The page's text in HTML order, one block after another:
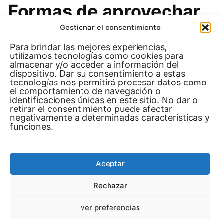
Gestionar el consentimiento
Para brindar las mejores experiencias,
utilizamos tecnologías como cookies para
almacenar y/o acceder a información del
dispositivo. Dar su consentimiento a estas
tecnologías nos permitirá procesar datos como
el comportamiento de navegación o
identificaciones únicas en este sitio. No dar o
retirar el consentimiento puede afectar
negativamente a determinadas características y
funciones.
Aceptar
Rechazar
ver preferencias
Formas de aprovechar
al máximo su visita al
centro de Dubai
El centro de Dubai es un objetivo famoso y
puede estar extremadamente abarrotado, sobre
todo durante los fines de semana y las
ocasiones. En consecuencia, es fundamental
evitar las largas colas y las desilusiones.